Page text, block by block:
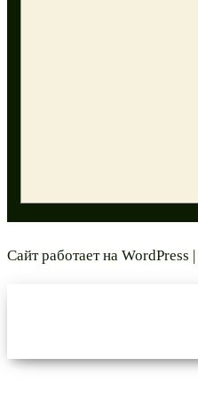
Сайт работает на WordPress |